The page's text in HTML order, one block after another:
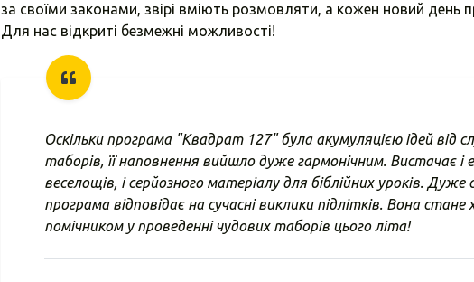
за своїми законами, звірі вміють розмовляти, а кожен новий день
Для нас відкриті безмежні можливості!
Оскільки програма "Квадрат 127" була акумуляцією ідей від
таборів, її наповнення вийшло дуже гармонічним. Вистачає і
веселощів, і серйозного матеріалу для біблійних уроків.
програма відповідає на сучасні виклики підлітків. Вона
помічником у проведенні чудових таборів цього літа!